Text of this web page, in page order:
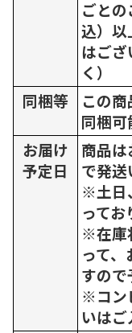
ごと
込）以
はご
く）
同梱等
この商
同梱可
お届け
予定日
商品
で発送
※土日
ってお
※在庫
って
すので
※コン
いはご